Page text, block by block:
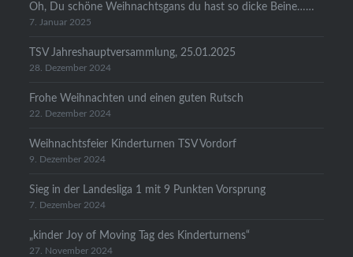
Oh, Du schöne Weihnachtsgans du hast so dicke Beine……
7. Januar 2025
TSV Jahreshauptversammlung, 25.01.2025
28. Dezember 2024
Frohe Weihnachten und einen guten Rutsch
22. Dezember 2024
Weihnachtsfeier Kinderturnen TSV Vordorf
9. Dezember 2024
Sieg in der Landesliga 1 mit 9 Punkten Vorsprung
7. Dezember 2024
„kinder Joy of Moving Tag des Kinderturnens“
27. November 2024